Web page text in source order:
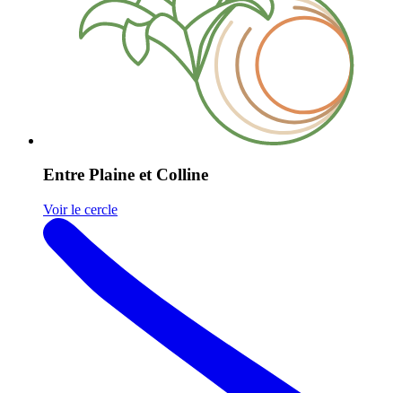
Entre Plaine et Colline
Voir le cercle